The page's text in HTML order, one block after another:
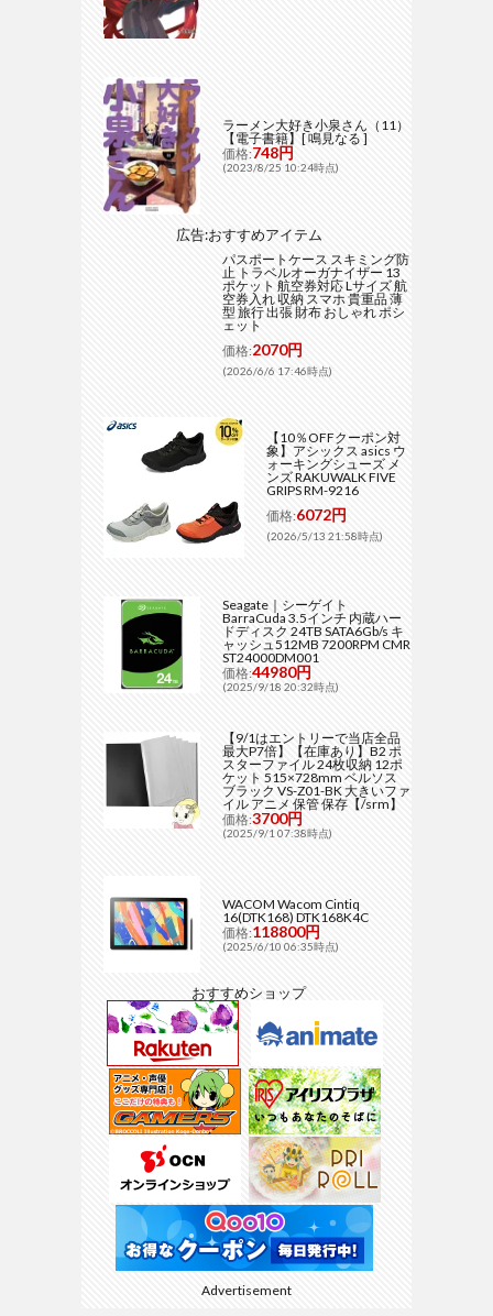
ラーメン大好き小泉さん（11）
【電子書籍】[ 鳴見なる ]
価格:748円
(2023/8/25 10:24時点)
広告:おすすめアイテム
パスポートケース スキミング防
止 トラベルオーガナイザー 13
ポケット 航空券対応 Lサイズ 航
空券入れ 収納 スマホ 貴重品 薄
型 旅行 出張 財布 おしゃれ ポシ
ェット
価格:2070円
(2026/6/6 17:46時点)
【10％OFFクーポン対
象】アシックス asics ウ
ォーキングシューズ メ
ンズ RAKUWALK FIVE
GRIPS RM-9216
価格:6072円
(2026/5/13 21:58時点)
Seagate｜シーゲイト
BarraCuda 3.5インチ 内蔵ハー
ドディスク 24TB SATA6Gb/s キ
ャッシュ512MB 7200RPM CMR
ST24000DM001
価格:44980円
(2025/9/18 20:32時点)
【9/1はエントリーで当店全品
最大P7倍】【在庫あり】B2 ポ
スターファイル 24枚収納 12ポ
ケット 515×728mm ベルソス
ブラック VS-Z01-BK 大きいファ
イル アニメ 保管 保存【/srm】
価格:3700円
(2025/9/1 07:38時点)
WACOM Wacom Cintiq
16(DTK168) DTK168K4C
価格:118800円
(2025/6/10 06:35時点)
おすすめショップ
Advertisement